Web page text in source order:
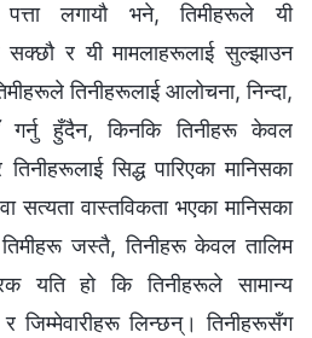
लगायौ भने, तिमीहरूले यी
सक्छौ र यी मामलाहरूलाई सुल्झाउन
तिनीहरूलाई आलोचना, निन्दा,
गर्नु हुँदैन, किनकि तिनीहरू केवल
सिद्ध पारिएका मानिसका
सत्यता वास्तविकता भएका मानिसका
जस्तै, तिनीहरू केवल तालिम
यति हो कि तिनीहरूले सामान्य
जिम्मेवारीहरू लिन्छन्। तिनीहरूसँग